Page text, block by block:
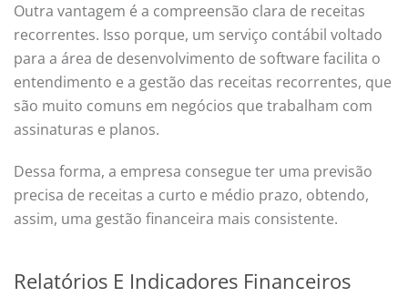
Outra vantagem é a compreensão clara de receitas
recorrentes. Isso porque, um serviço contábil voltado
para a área de desenvolvimento de software facilita o
entendimento e a gestão das receitas recorrentes, que
são muito comuns em negócios que trabalham com
assinaturas e planos.
Dessa forma, a empresa consegue ter uma previsão
precisa de receitas a curto e médio prazo, obtendo,
assim, uma gestão financeira mais consistente.
Relatórios E Indicadores Financeiros